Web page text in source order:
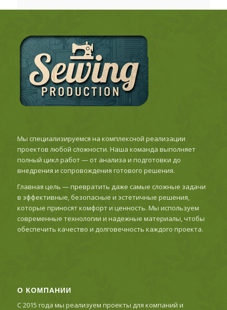
Мы специализируемся на комплексной реализации
проектов любой сложности. Наша команда выполняет
полный цикл работ — от анализа и подготовки до
внедрения и сопровождения готового решения.
Главная цель — превратить даже самые сложные задачи
в эффективные, безопасные и эстетичные решения,
которые приносят комфорт и ценность. Мы используем
современные технологии и надежные материалы, чтобы
обеспечить качество и долговечность каждого проекта.
О КОМПАНИИ
С 2015 года мы реализуем проекты для компаний и